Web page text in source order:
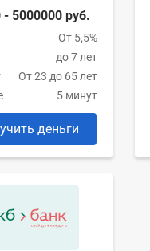
- 5000000 руб.
От 5,5%
до 7 лет
От 23 до 65 лет
5 минут
деньги